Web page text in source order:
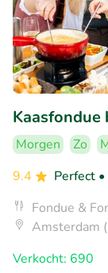
Kaasfondue
Morgen Zo
9.4
Perfect
Fondue &
Amsterdam
Verkocht: 690